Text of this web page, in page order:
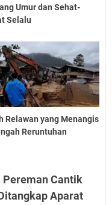
Umur dan Sehat-
Selalu
Relawan yang Menangis
Reruntuhan
Cantik
Aparat